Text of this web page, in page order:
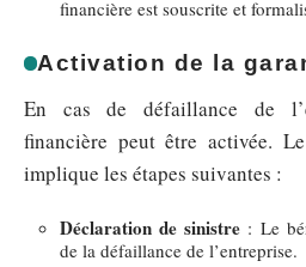
financière est souscrite et
Activation de la
En cas de défaillance de
financière peut être activée.
implique les étapes suivantes :
Déclaration de sinistre : Le
de la défaillance de l’entreprise.